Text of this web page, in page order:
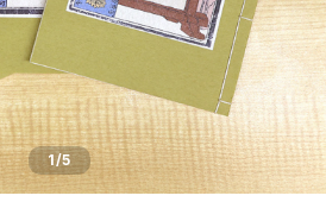
1/5